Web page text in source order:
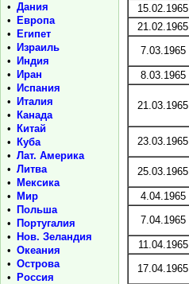
• Дания
•
Европа
•
Египет
•
Израиль
•
Индия
•
Иран
•
Испания
•
Италия
•
Канада
•
Китай
•
Куба
• Лат. Америка
• Литва
•
Мексика
•
Мир
•
Польша
•
Португалия
•
Нов. Зеландия
• Океания
• Острова
•
Россия
15.02.1965
21.02.1965
7.03.1965
8.03.1965
21.03.1965
23.03.1965
25.03.1965
4.04.1965
7.04.1965
11.04.1965
17.04.1965